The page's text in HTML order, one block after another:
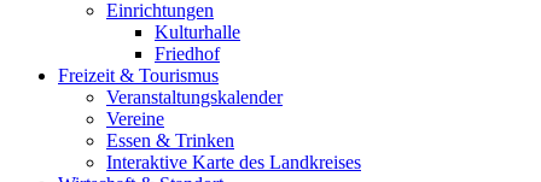
Einrichtungen
Kulturhalle
Friedhof
Freizeit & Tourismus
Veranstaltungskalender
Vereine
Essen & Trinken
Interaktive Karte des Landkreises